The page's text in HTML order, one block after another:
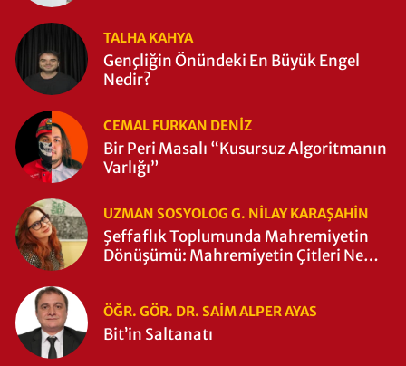
TALHA KAHYA
Gençliğin Önündeki En Büyük Engel
Nedir?
CEMAL FURKAN DENİZ
Bir Peri Masalı “Kusursuz Algoritmanın
Varlığı”
UZMAN SOSYOLOG G. NILAY KARAŞAHİN
Şeffaflık Toplumunda Mahremiyetin
Dönüşümü: Mahremiyetin Çitleri Ne
ÖĞR. GÖR. DR. SAIM ALPER AYAS
Bit’in Saltanatı